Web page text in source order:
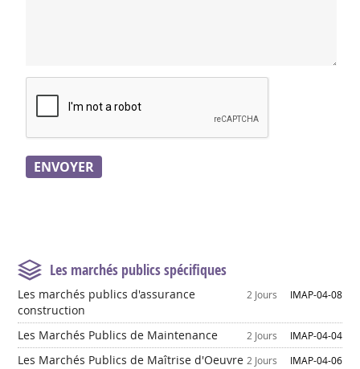
Les marchés publics spécifiques
Les marchés publics d'assurance
construction
2 Jours IMAP-04-08
Les Marchés Publics de Maintenance 2 Jours IMAP-04-04
Les Marchés Publics de Maîtrise d'Oeuvre 2 Jours IMAP-04-06